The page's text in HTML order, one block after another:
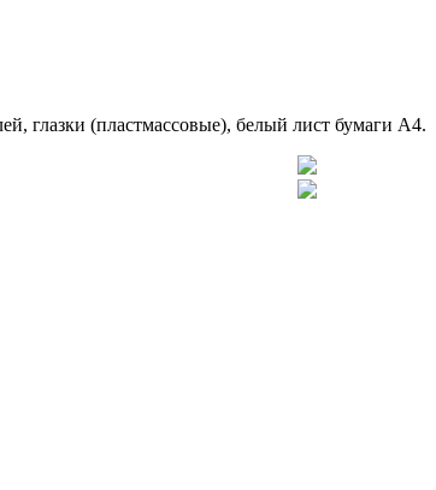
глазки (пластмассовые), белый лист бумаги А4.